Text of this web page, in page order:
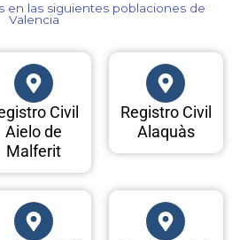
en las siguientes poblaciones de
Valencia​
Civil
Aielo de
Malferit
Registro Civil
Alaquàs